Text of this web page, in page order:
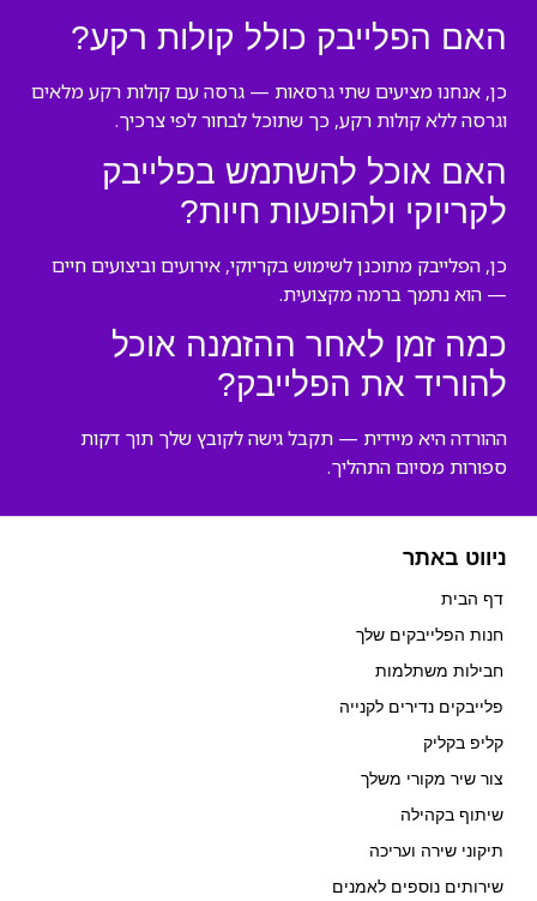
האם הפלייבק כולל קולות רקע?
כן, אנחנו מציעים שתי גרסאות — גרסה עם קולות רקע מלאים
וגרסה ללא קולות רקע, כך שתוכל לבחור לפי צרכיך.
האם אוכל להשתמש בפלייבק
לקריוקי ולהופעות חיות?
כן, הפלייבק מתוכנן לשימוש בקריוקי, אירועים וביצועים חיים
— הוא נתמך ברמה מקצועית.
כמה זמן לאחר ההזמנה אוכל
להוריד את הפלייבק?
ההורדה היא מיידית — תקבל גישה לקובץ שלך תוך דקות
ספורות מסיום התהליך.
ניווט באתר
דף הבית
חנות הפלייבקים שלך
חבילות משתלמות
פלייבקים נדירים לקנייה
קליפ בקליק
צור שיר מקורי משלך
שיתוף בקהילה
תיקוני שירה ועריכה
שירותים נוספים לאמנים